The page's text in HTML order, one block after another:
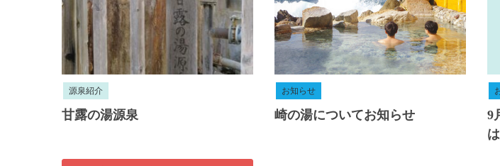
源泉紹介
甘露の湯源泉
お知らせ
崎の湯についてお知らせ
9